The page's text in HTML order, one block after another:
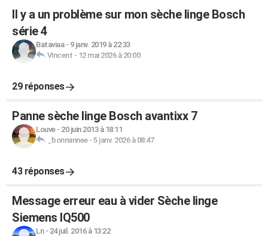
Il y a un problème sur mon sèche linge Bosch
série 4
Bataviaa- 9 janv. 2019 à 22:33
Vincent - 12 mai 2026 à 20:00
29 réponses
Panne sèche linge Bosch avantixx 7
Louve- 20 juin 2013 à 18:11
_bonnannee- 5 janv. 2026 à 08:47
43 réponses
Message erreur eau à vider Sèche linge
Siemens IQ500
Ln- 24 juil. 2016 à 13:22